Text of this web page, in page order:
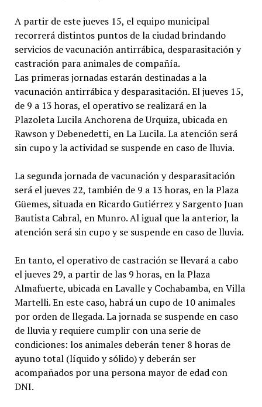
A partir de este jueves 15, el equipo municipal
recorrerá distintos puntos de la ciudad brindando
servicios de vacunación antirrábica, desparasitación y
castración para animales de compañía.
Las primeras jornadas estarán destinadas a la
vacunación antirrábica y desparasitación. El jueves 15,
de 9 a 13 horas, el operativo se realizará en la
Plazoleta Lucila Anchorena de Urquiza, ubicada en
Rawson y Debenedetti, en La Lucila. La atención será
sin cupo y la actividad se suspende en caso de lluvia.
La segunda jornada de vacunación y desparasitación
será el jueves 22, también de 9 a 13 horas, en la Plaza
Güemes, situada en Ricardo Gutiérrez y Sargento Juan
Bautista Cabral, en Munro. Al igual que la anterior, la
atención será sin cupo y se suspende en caso de lluvia.
En tanto, el operativo de castración se llevará a cabo
el jueves 29, a partir de las 9 horas, en la Plaza
Almafuerte, ubicada en Lavalle y Cochabamba, en Villa
Martelli. En este caso, habrá un cupo de 10 animales
por orden de llegada. La jornada se suspende en caso
de lluvia y requiere cumplir con una serie de
condiciones: los animales deberán tener 8 horas de
ayuno total (líquido y sólido) y deberán ser
acompañados por una persona mayor de edad con
DNI.